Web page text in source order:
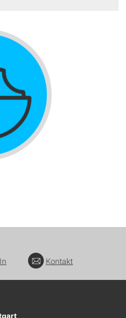
Kontakt